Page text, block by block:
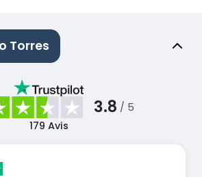
Torres
3.8 / 5
179 Avis